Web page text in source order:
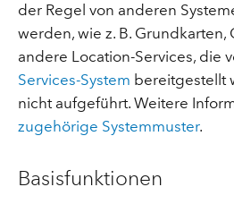
der Regel von anderen
werden, wie z. B.
andere Location-Services, die
Services-System bereitgestellt
nicht aufgeführt. Weitere
zugehörige Systemmuster.
Basisfunktionen